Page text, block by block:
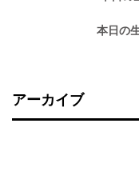
本日の
アーカイブ